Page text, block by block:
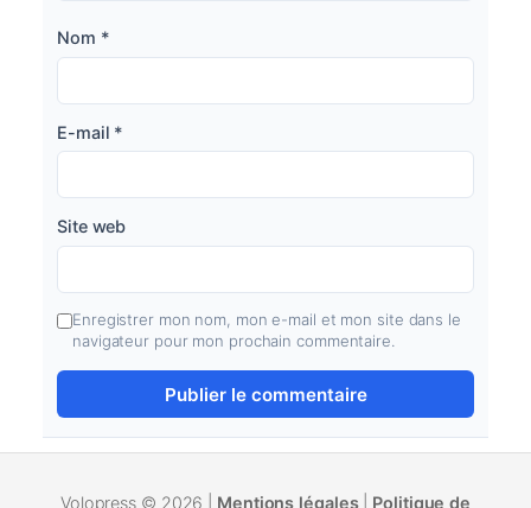
Nom *
E-mail *
Site web
Enregistrer mon nom, mon e-mail et mon site dans le
navigateur pour mon prochain commentaire.
Volopress © 2026 | Mentions légales| Politique de